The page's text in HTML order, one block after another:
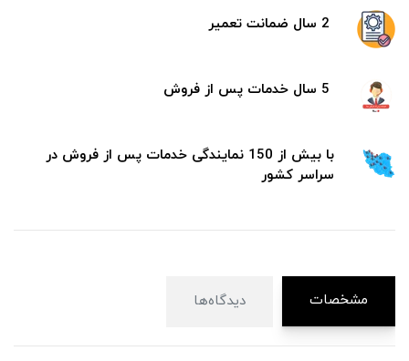
2 سال ضمانت تعمیر
5 سال خدمات پس از فروش
با بیش از 150 نمایندگی خدمات پس از فروش در
سراسر کشور
مشخصات دیدگاه‌ها